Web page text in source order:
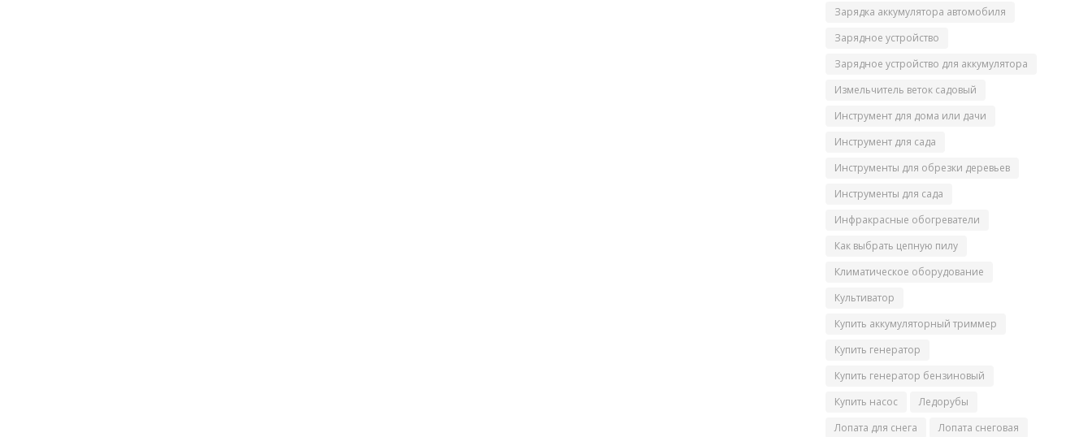
Зарядка аккумулятора автомобиля
Зарядное устройство
Зарядное устройство для аккумулятора
Измельчитель веток садовый
Инструмент для дома или дачи
Инструмент для сада
Инструменты для обрезки деревьев
Инструменты для сада
Инфракрасные обогреватели
Как выбрать цепную пилу
Климатическое оборудование
Культиватор
Купить аккумуляторный триммер
Купить генератор
Купить генератор бензиновый
Купить насос
Ледорубы
Лопата для снега
Лопата снеговая